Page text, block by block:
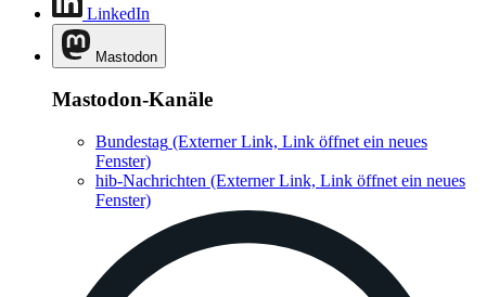
LinkedIn
Mastodon
Mastodon-Kanäle
Bundestag (Externer Link, Link öffnet ein neues
Fenster)
hib-Nachrichten (Externer Link, Link öffnet ein neues
Fenster)